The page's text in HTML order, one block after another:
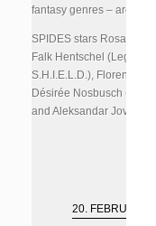
fantasy genres – around
SPIDES stars Rosabell
Falk Hentschel (Legends
S.H.I.E.L.D.), Florence
Désirée Nosbusch (Bad
and Aleksandar
20. FEBRUAR